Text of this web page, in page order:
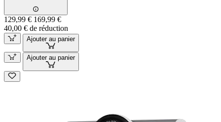
129,99 € 169,99 €
40,00 € de réduction
Ajouter au panier
Ajouter au panier